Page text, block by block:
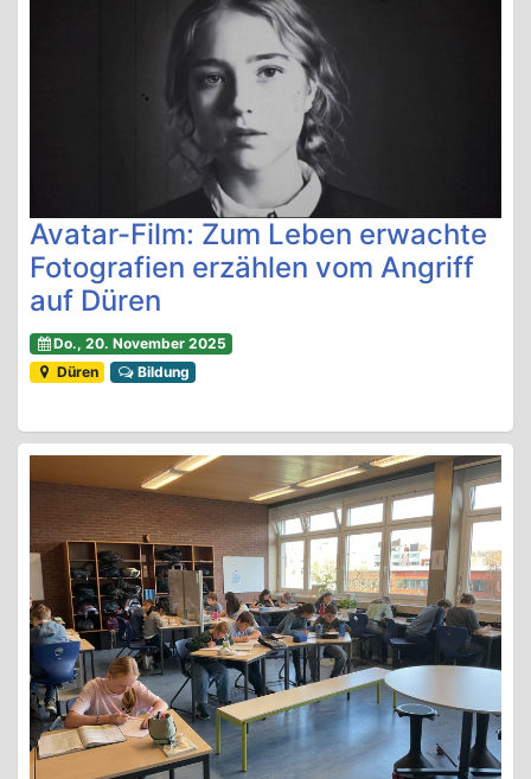
Avatar-Film: Zum Leben erwachte
Fotografien erzählen vom Angriff
auf Düren
Do., 20. November 2025
Düren
Bildung